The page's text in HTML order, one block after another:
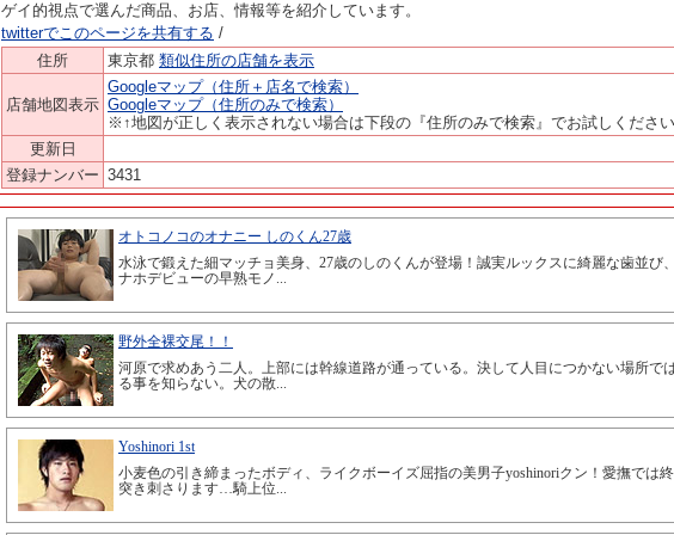
ゲイ的視点で選んだ商品、お店、情報等を紹介しています。
twitterでこのページを共有する /
住所
東京都 類似住所の店舗を表示
店舗地図表示
Googleマップ（住所＋店名で検索）
Googleマップ（住所のみで検索）
※↑地図が正しく表示されない場合は下段の『住所のみで検索』でお試しくださ
更新日
登録ナンバー 3431